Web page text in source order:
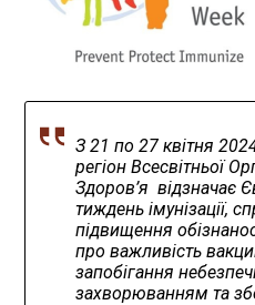
З 21 по 27 квітня
регіон Всесвітньої
Здоров’я відзначає
тиждень імунізації,
підвищення
про важливість
запобігання
захворюванням та